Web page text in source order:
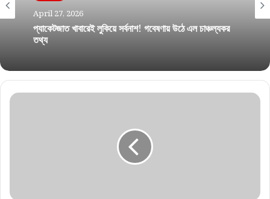
April 27, 2026
প্যাকেটজাত খাবারেই লুকিয়ে সর্বনাশ! গবেষণায় উঠে এল চাঞ্চল্যকর
তথ্য